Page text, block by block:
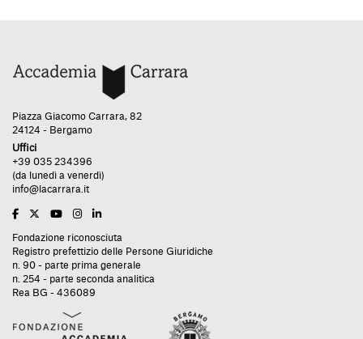
Piazza Giacomo Carrara, 82
24124 - Bergamo
Uffici
+39 035 234396
(da lunedì a venerdì)
info@lacarrara.it
Fondazione riconosciuta
Registro prefettizio delle Persone Giuridiche
n. 90 - parte prima generale
n. 254 - parte seconda analitica
Rea BG - 436089